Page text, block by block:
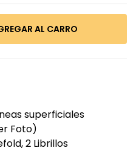
superficiales
Foto)
2 Librillos